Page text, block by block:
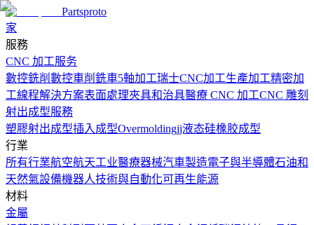
Partsproto
家
服務
CNC 加工服务
數控銑削 數控車削 銑車5軸加工瑞士CNC加工生產加工精密加
工線程解決方案表面處理夾具和治具醫療 CNC 加工CNC 雕刻
射出成型服務
塑膠射出成型插入成型Overmoldingjj液态硅橡胶成型
行業
所有行業航空航天工业醫療器械汽車製造電子與半導體石油和
天然氣設備機器人技術與自動化可再生能源
材料
金屬